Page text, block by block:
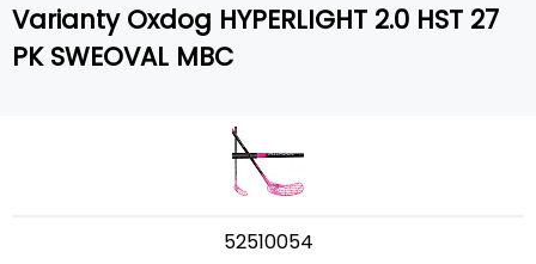
Varianty Oxdog HYPERLIGHT 2.0 HST 27
PK SWEOVAL MBC
52510054